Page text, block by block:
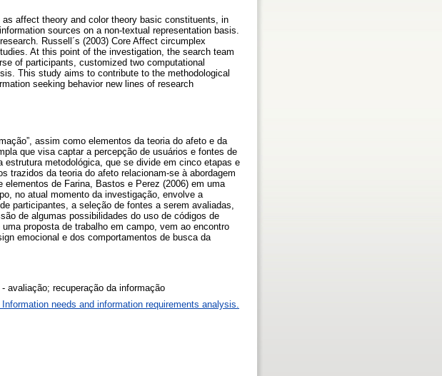
affect theory and color theory basic constituents, in
sources on a non-textual representation basis.
Russell´s (2003) Core Affect circumplex
At this point of the investigation, the search team
of participants, customized two computational
This study aims to contribute to the methodological
seeking behavior new lines of research
assim como elementos da teoria do afeto e da
que visa captar a percepção de usuários e fontes de
metodológica, que se divide em cinco etapas e
trazidos da teoria do afeto relacionam-se à abordagem
elementos de Farina, Bastos e Perez (2006) em uma
no atual momento da investigação, envolve a
participantes, a seleção de fontes a serem avaliadas,
de algumas possibilidades do uso de códigos de
proposta de trabalho em campo, vem ao encontro
emocional e dos comportamentos de busca da
avaliação; recuperação da informação
Information needs and information requirements analysis.